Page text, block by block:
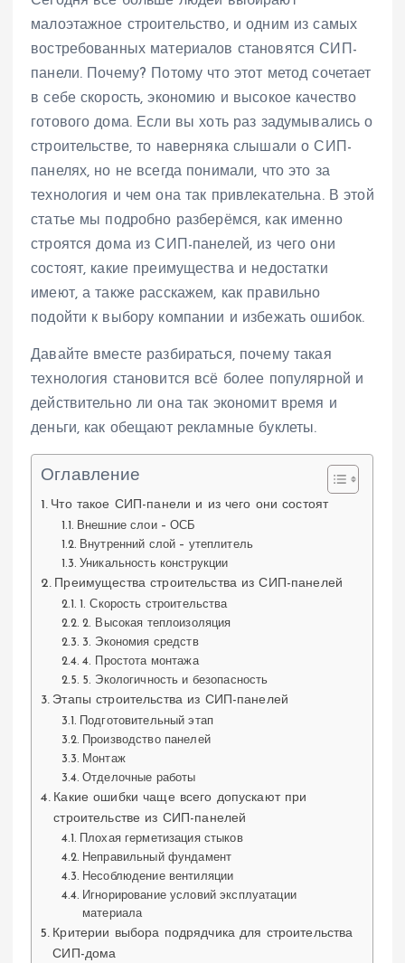
малоэтажное строительство, и одним из самых
востребованных материалов становятся СИП-
панели. Почему? Потому что этот метод сочетает
в себе скорость, экономию и высокое качество
готового дома. Если вы хоть раз задумывались о
строительстве, то наверняка слышали о СИП-
панелях, но не всегда понимали, что это за
технология и чем она так привлекательна. В этой
статье мы подробно разберёмся, как именно
строятся дома из СИП-панелей, из чего они
состоят, какие преимущества и недостатки
имеют, а также расскажем, как правильно
подойти к выбору компании и избежать ошибок.
Давайте вместе разбираться, почему такая
технология становится всё более популярной и
действительно ли она так экономит время и
деньги, как обещают рекламные буклеты.
Оглавление
Что такое СИП-панели и из чего они состоят
Внешние слои – ОСБ
Внутренний слой – утеплитель
Уникальность конструкции
Преимущества строительства из СИП-панелей
1. Скорость строительства
2. Высокая теплоизоляция
3. Экономия средств
4. Простота монтажа
5. Экологичность и безопасность
Этапы строительства из СИП-панелей
Подготовительный этап
Производство панелей
Монтаж
Отделочные работы
Какие ошибки чаще всего допускают при
строительстве из СИП-панелей
Плохая герметизация стыков
Неправильный фундамент
Несоблюдение вентиляции
Игнорирование условий эксплуатации
материала
Критерии выбора подрядчика для строительства
СИП-дома